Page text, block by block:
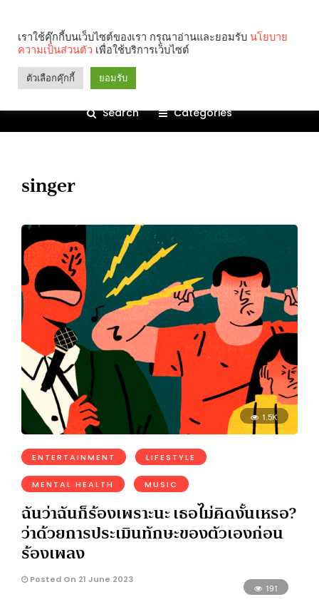
Search Categories
singer
1.5K
ENTERTAINMENT LIFESTYLE
MENTAL HEALTH MUSIC
ฉันว่าฉันก็ร้องเพราะนะ เธอไม่คิดงั้นเหรอ?
ว่าด้วยการประเมินทักษะของตัวเองก่อน
ร้องเพลง
Posted On 21 June 2023
191
เราใช้คุ๊กกี้บนเว็บไซต์ของเรา กรุณาอ่านและยอมรับ นโยบาย
ความเป็นส่วนตัว เพื่อใช้บริการเว็บไซต์
ตัวเลือกคุ๊กกี้ ยอมรับ